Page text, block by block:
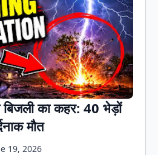
का कहर: 40 भेड़ों
मौत
19, 2026